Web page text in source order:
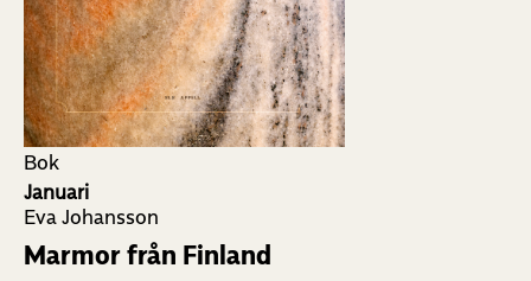
Bok
Januari
Eva Johansson
Marmor från Finland